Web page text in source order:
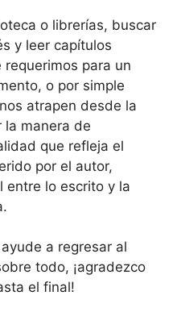
o librerías, buscar
y leer capítulos
para un
o por simple
atrapen desde la
la manera de
que refleja el
por el autor,
entre lo escrito y la
a regresar al
todo, ¡agradezco
el final!